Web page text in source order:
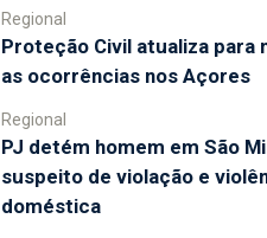
Regional
Proteção Civil atualiza para
as ocorrências nos Açores
Regional
PJ detém homem em São
suspeito de violação e
doméstica